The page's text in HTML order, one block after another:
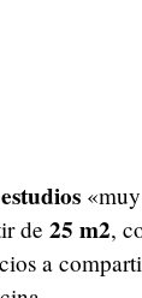
«muy
de 25 m2,
a